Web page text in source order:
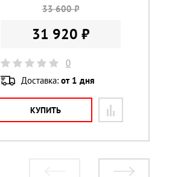
33 600 ₽
31 920 ₽
0
Доставка: от 1 дня
КУПИТЬ